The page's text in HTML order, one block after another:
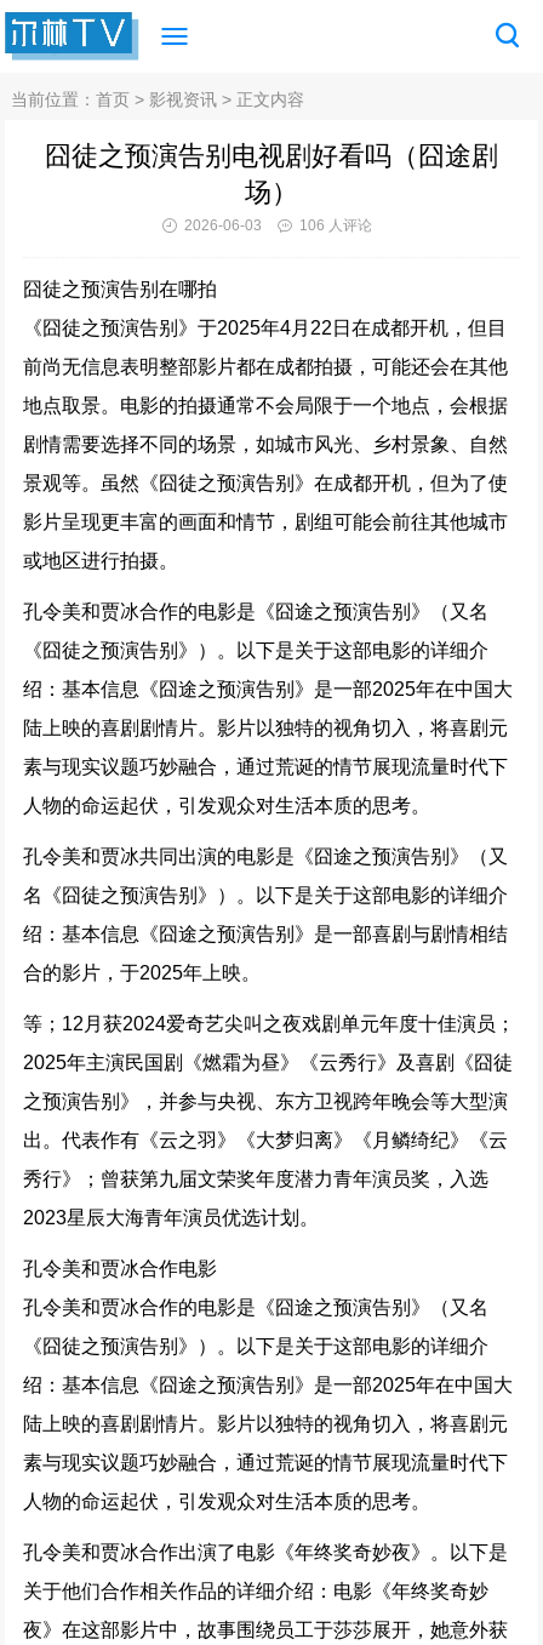
当前位置：首页 >影视资讯 > 正文内容
囧徒之预演告别电视剧好看吗（囧途剧
场）
2026-06-03 106 人评论
囧徒之预演告别在哪拍
《囧徒之预演告别》于2025年4月22日在成都开机，但目
前尚无信息表明整部影片都在成都拍摄，可能还会在其他
地点取景。电影的拍摄通常不会局限于一个地点，会根据
剧情需要选择不同的场景，如城市风光、乡村景象、自然
景观等。虽然《囧徒之预演告别》在成都开机，但为了使
影片呈现更丰富的画面和情节，剧组可能会前往其他城市
或地区进行拍摄。
孔令美和贾冰合作的电影是《囧途之预演告别》（又名
《囧徒之预演告别》）。以下是关于这部电影的详细介
绍：基本信息《囧途之预演告别》是一部2025年在中国大
陆上映的喜剧剧情片。影片以独特的视角切入，将喜剧元
素与现实议题巧妙融合，通过荒诞的情节展现流量时代下
人物的命运起伏，引发观众对生活本质的思考。
孔令美和贾冰共同出演的电影是《囧途之预演告别》（又
名《囧徒之预演告别》）。以下是关于这部电影的详细介
绍：基本信息《囧途之预演告别》是一部喜剧与剧情相结
合的影片，于2025年上映。
等；12月获2024爱奇艺尖叫之夜戏剧单元年度十佳演员；
2025年主演民国剧《燃霜为昼》《云秀行》及喜剧《囧徒
之预演告别》，并参与央视、东方卫视跨年晚会等大型演
出。代表作有《云之羽》《大梦归离》《月鳞绮纪》《云
秀行》；曾获第九届文荣奖年度潜力青年演员奖，入选
2023星辰大海青年演员优选计划。
孔令美和贾冰合作电影
孔令美和贾冰合作的电影是《囧途之预演告别》（又名
《囧徒之预演告别》）。以下是关于这部电影的详细介
绍：基本信息《囧途之预演告别》是一部2025年在中国大
陆上映的喜剧剧情片。影片以独特的视角切入，将喜剧元
素与现实议题巧妙融合，通过荒诞的情节展现流量时代下
人物的命运起伏，引发观众对生活本质的思考。
孔令美和贾冰合作出演了电影《年终奖奇妙夜》。以下是
关于他们合作相关作品的详细介绍：电影《年终奖奇妙
夜》在这部影片中，故事围绕员工于莎莎展开，她意外获